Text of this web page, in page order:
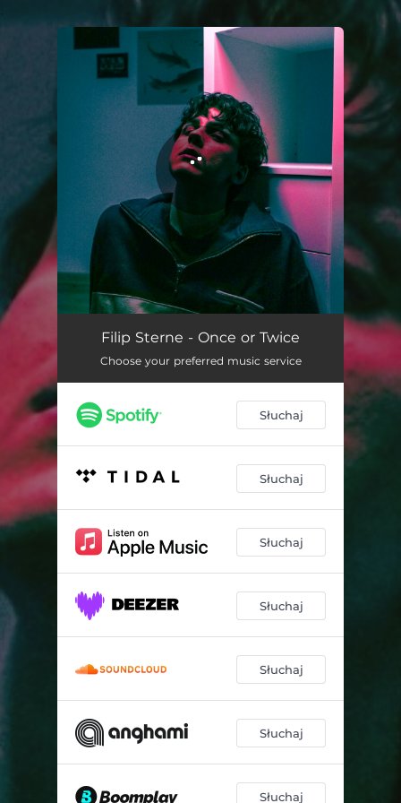
You're all set!
Once or Twice 03:15
Filip Sterne - Once or Twice
Choose your preferred music service
Słuchaj
Słuchaj
Słuchaj
Słuchaj
Słuchaj
Słuchaj
Słuchaj